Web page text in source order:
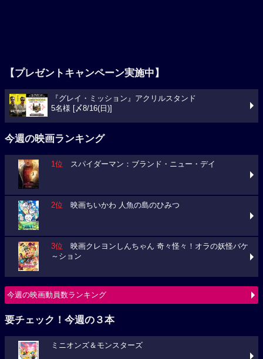
【プレゼントキャンペーン実施中】
『グレイ・ミッション』アクリルスタンド
5名様 [〆8/16(日)]
今週の映画ランキング
1位 スパイダーマン：ブランド・ニュー・デイ
2位 映画ちいかわ 人魚の島のひみつ
3位 映画クレヨンしんちゃん 奇々怪々！オラの妖怪バケ
～ション
今週の映画動員数ランキング
要チェック！今週の３本
ミニオンズ＆モンスターズ